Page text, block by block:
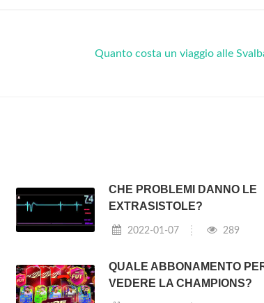
Quanto costa un viaggio alle
CHE PROBLEMI DANNO LE
EXTRASISTOLE?
2022-01-07 289
QUALE ABBONAMENTO
VEDERE LA CHAMPIONS?